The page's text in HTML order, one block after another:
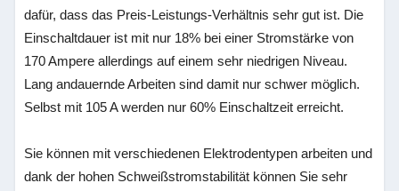
dafür, dass das Preis-Leistungs-Verhältnis sehr gut ist. Die
Einschaltdauer ist mit nur 18% bei einer Stromstärke von
170 Ampere allerdings auf einem sehr niedrigen Niveau.
Lang andauernde Arbeiten sind damit nur schwer möglich.
Selbst mit 105 A werden nur 60% Einschaltzeit erreicht.
Sie können mit verschiedenen Elektrodentypen arbeiten und
dank der hohen Schweißstromstabilität können Sie sehr